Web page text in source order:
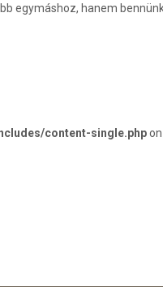
egymáshoz, hanem
content-single.php